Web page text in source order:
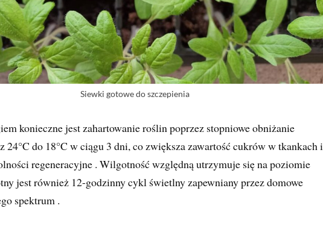
Siewki gotowe do szczepienia
konieczne jest zahartowanie roślin poprzez stopniowe obniżanie
24°C do 18°C w ciągu 3 dni, co zwiększa zawartość cukrów w tkankach i
regeneracyjne . Wilgotność względną utrzymuje się na poziomie
jest również 12-godzinny cykl świetlny zapewniany przez domowe
spektrum .